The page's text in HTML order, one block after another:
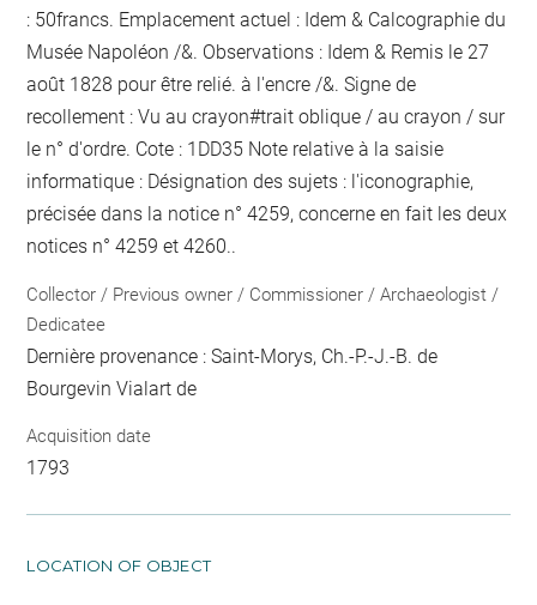
: 50francs. Emplacement actuel : Idem & Calcographie du
Musée Napoléon /&. Observations : Idem & Remis le 27
août 1828 pour être relié. à l'encre /&. Signe de
recollement :Vu au crayon#trait oblique / au crayon / sur
le n° d'ordre. Cote : 1DD35 Note relative à la saisie
informatique : Désignation des sujets : l'iconographie,
précisée dans la notice n° 4259, concerne en fait les deux
notices n° 4259 et 4260..
Collector / Previous owner / Commissioner / Archaeologist /
Dedicatee
Dernière provenance : Saint-Morys, Ch.-P.-J.-B. de
Bourgevin Vialart de
Acquisition date
1793
LOCATION OF OBJECT